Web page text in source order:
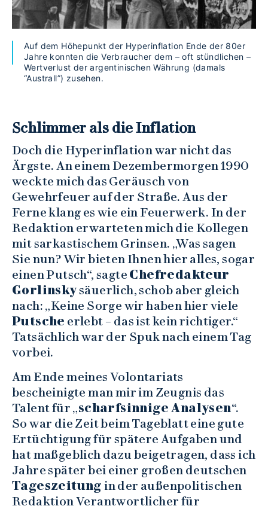
Auf dem Höhepunkt der Hyperinflation Ende der 80er
Jahre konnten die Verbraucher dem – oft stündlichen –
Wertverlust der argentinischen Währung (damals
“Australl”) zusehen.
Schlimmer als die Inflation
Doch die Hyperinflation war nicht das
Ärgste. An einem Dezembermorgen 1990
weckte mich das Geräusch von
Gewehrfeuer auf der Straße. Aus der
Ferne klang es wie ein Feuerwerk. In der
Redaktion erwarteten mich die Kollegen
mit sarkastischem Grinsen. „Was sagen
Sie nun? Wir bieten Ihnen hier alles, sogar
einen Putsch“, sagte Chefredakteur
Gorlinskysäuerlich, schob aber gleich
nach: „Keine Sorge wir haben hier viele
Putsche erlebt – das ist kein richtiger.“
Tatsächlich war der Spuk nach einem Tag
vorbei.
Am Ende meines Volontariats
bescheinigte man mir im Zeugnis das
Talent für „scharfsinnige Analysen“.
So war die Zeit beim Tageblatt eine gute
Ertüchtigung für spätere Aufgaben und
hat maßgeblich dazu beigetragen, dass ich
Jahre später bei einer großen deutschen
Tageszeitung in der außenpolitischen
Redaktion Verantwortlicher für